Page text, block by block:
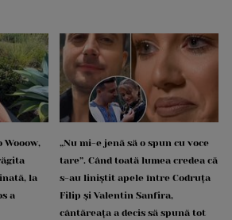
Wooow,
la
a
„Nu mi-e jenă să o spun cu voce
tare”. Când toată lumea credea că
s-au liniștit apele între Codruța
Filip și Valentin Sanfira,
cântăreața a decis să spună tot